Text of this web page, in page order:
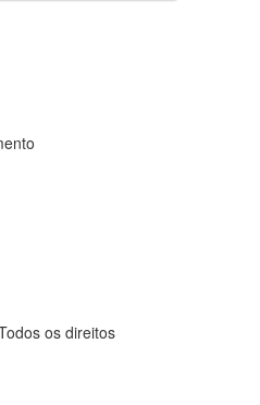
os direitos